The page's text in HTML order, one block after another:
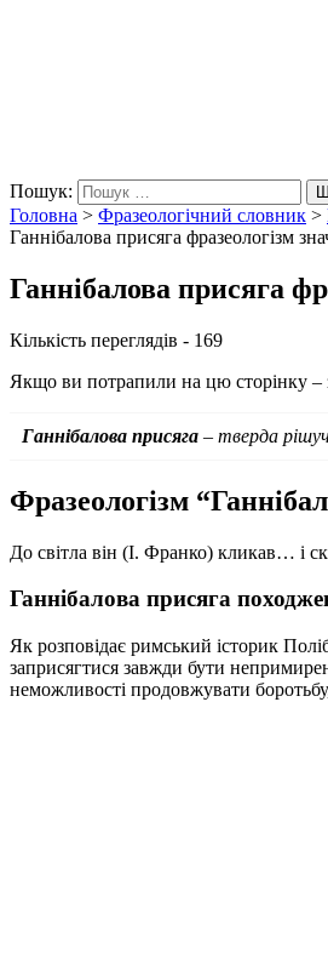
Пошук:
Головна > Фразеологічний словник >
Ганнібалова присяга фразеологізм
Ганнібалова присяга
Кількість переглядів - 169
Якщо ви потрапили на цю сторінку –
Ганнібалова присяга – тверда
Фразеологізм
До світла він (І. Франко) кликав… і
Ганнібалова присяга
Як розповідає римський історик
заприсягтися завжди бути
неможливості продовжувати